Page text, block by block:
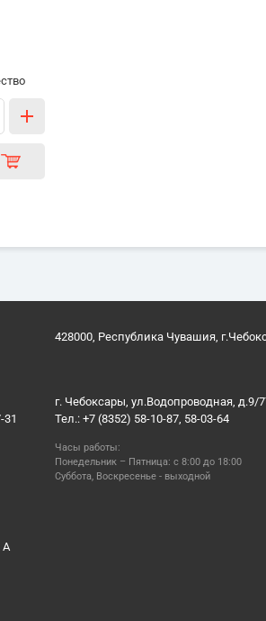
428000, Республика Чувашия,
31
г. Чебоксары, ул.Водопроводная, д.9/
Тел.: +7 (8352) 58-10-87, 58-03-64
Часы работы:
Понедельник – Пятница: с 8:00 до 18:00
Суббота, Воскресенье - выходной
А